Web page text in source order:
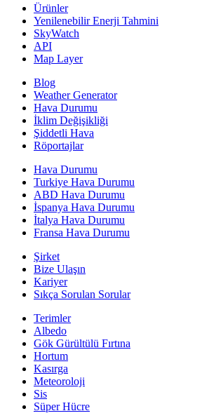
Ürünler
Yenilenebilir Enerji Tahmini
SkyWatch
API
Map Layer
Blog
Weather Generator
Hava Durumu
İklim Değişikliği
Şiddetli Hava
Röportajlar
Hava Durumu
Turkiye Hava Durumu
ABD Hava Durumu
İspanya Hava Durumu
İtalya Hava Durumu
Fransa Hava Durumu
Şirket
Bize Ulaşın
Kariyer
Sıkça Sorulan Sorular
Terimler
Albedo
Gök Gürültülü Fırtına
Hortum
Kasırga
Meteoroloji
Sis
Süper Hücre